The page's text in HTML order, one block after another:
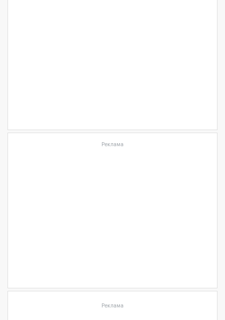
Реклама
Реклама